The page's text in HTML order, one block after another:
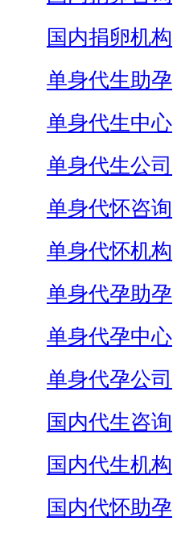
国内捐卵机构
单身代生助孕
单身代生中心
单身代生公司
单身代怀咨询
单身代怀机构
单身代孕助孕
单身代孕中心
单身代孕公司
国内代生咨询
国内代生机构
国内代怀助孕